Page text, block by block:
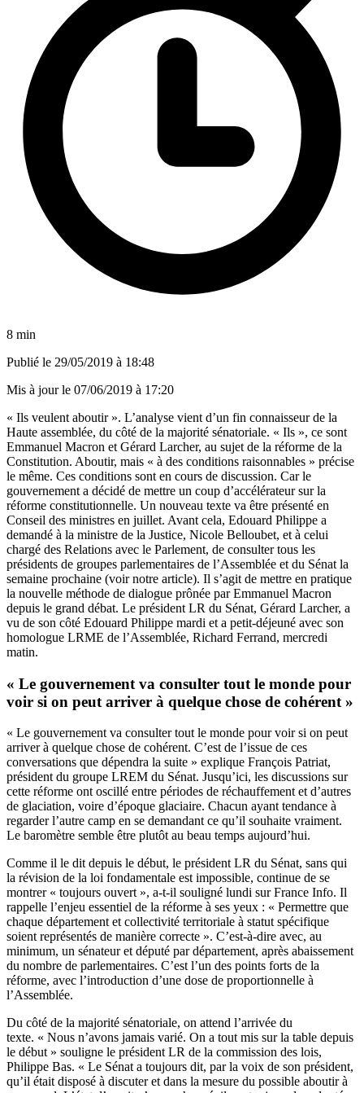
8 min
Publié le 29/05/2019 à 18:48
Mis à jour le 07/06/2019 à 17:20
« Ils veulent aboutir ». L’analyse vient d’un fin connaisseur de la
Haute assemblée, du côté de la majorité sénatoriale. « Ils », ce sont
Emmanuel Macron et Gérard Larcher, au sujet de la réforme de la
Constitution. Aboutir, mais « à des conditions raisonnables » précise
le même. Ces conditions sont en cours de discussion. Car le
gouvernement a décidé de mettre un coup d’accélérateur sur la
réforme constitutionnelle. Un nouveau texte va être présenté en
Conseil des ministres en juillet. Avant cela, Edouard Philippe a
demandé à la ministre de la Justice, Nicole Belloubet, et à celui
chargé des Relations avec le Parlement, de consulter tous les
présidents de groupes parlementaires de l’Assemblée et du Sénat la
semaine prochaine (voir notre article). Il s’agit de mettre en pratique
la nouvelle méthode de dialogue prônée par Emmanuel Macron
depuis le grand débat. Le président LR du Sénat, Gérard Larcher, a
vu de son côté Edouard Philippe mardi et a petit-déjeuné avec son
homologue LRME de l’Assemblée, Richard Ferrand, mercredi
matin.
« Le gouvernement va consulter tout le monde pour
voir si on peut arriver à quelque chose de cohérent »
« Le gouvernement va consulter tout le monde pour voir si on peut
arriver à quelque chose de cohérent. C’est de l’issue de ces
conversations que dépendra la suite » explique François Patriat,
président du groupe LREM du Sénat. Jusqu’ici, les discussions sur
cette réforme ont oscillé entre périodes de réchauffement et d’autres
de glaciation, voire d’époque glaciaire. Chacun ayant tendance à
regarder l’autre camp en se demandant ce qu’il souhaite vraiment.
Le baromètre semble être plutôt au beau temps aujourd’hui.
Comme il le dit depuis le début, le président LR du Sénat, sans qui
la révision de la loi fondamentale est impossible, continue de se
montrer « toujours ouvert », a-t-il souligné lundi sur France Info. Il
rappelle l’enjeu essentiel de la réforme à ses yeux : « Permettre que
chaque département et collectivité territoriale à statut spécifique
soient représentés de manière correcte ». C’est-à-dire avec, au
minimum, un sénateur et député par département, après abaissement
du nombre de parlementaires. C’est l’un des points forts de la
réforme, avec l’introduction d’une dose de proportionnelle à
l’Assemblée.
Du côté de la majorité sénatoriale, on attend l’arrivée du
texte. « Nous n’avons jamais varié. On a tout mis sur la table depuis
le début » souligne le président LR de la commission des lois,
Philippe Bas. « Le Sénat a toujours dit, par la voix de son président,
qu’il était disposé à discuter et dans la mesure du possible aboutir à